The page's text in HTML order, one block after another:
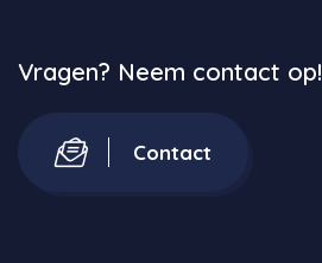
Vragen? Neem contact op!
Contact